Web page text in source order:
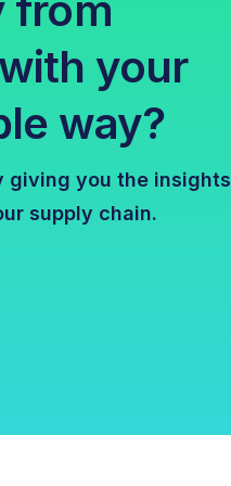
your
way?
giving you the insights
supply chain.